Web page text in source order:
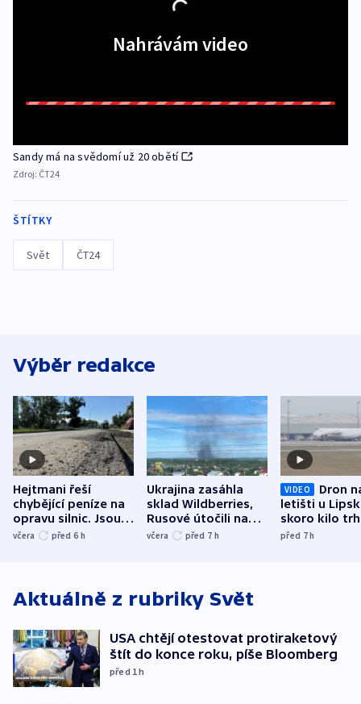
Nahrávám video
Sandy má na svědomí už 20 obětí
Zdroj: ČT24
ŠTÍTKY
Svět ČT24
Výběr redakce
Hejtmani řeší
chybějící peníze na
opravu silnic. Jsou
nenárokové, namítá
včera před 6 h
Ukrajina zasáhla
sklad Wildberries,
Rusové útočili na
trh, hasiče či
včera před 7 h
VIDEO
Dron
letišti u
skoro kilo
indicie
před 7h
Aktuálně z rubriky Svět
USA chtějí otestovat protiraketový
štít do konce roku, píše Bloomberg
před 1h